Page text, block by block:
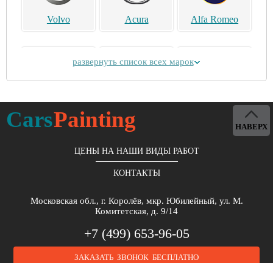
Volvo Acura Alfa Romeo
развернуть список всех марок
CarsPainting
ЦЕНЫ НА НАШИ ВИДЫ РАБОТ
КОНТАКТЫ
Московская обл., г. Королёв, мкр. Юбилейный, ул. М.
Комитетская, д. 9/14
+7 (499) 653-96-05
ЗАКАЗАТЬ ЗВОНОК БЕСПЛАТНО
НАВЕРХ